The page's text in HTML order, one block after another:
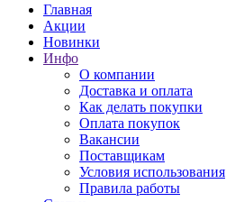
Главная
Акции
Новинки
Инфо
О компании
Доставка и оплата
Как делать покупки
Оплата покупок
Вакансии
Поставщикам
Условия использования
Правила работы